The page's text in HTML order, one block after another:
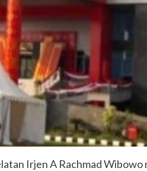
Irjen A Rachmad Wibowo